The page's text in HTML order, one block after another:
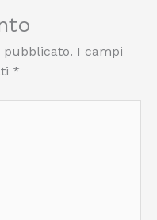
pubblicato. I campi
*